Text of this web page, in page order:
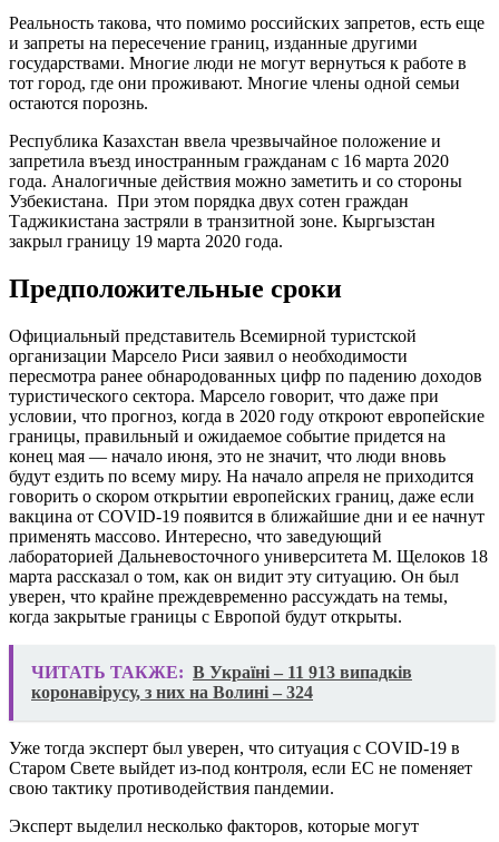
Реальность такова, что помимо российских запретов, есть еще
и запреты на пересечение границ, изданные другими
государствами. Многие люди не могут вернуться к работе в
тот город, где они проживают. Многие члены одной семьи
остаются порознь.
Республика Казахстан ввела чрезвычайное положение и
запретила въезд иностранным гражданам с 16 марта 2020
года. Аналогичные действия можно заметить и со стороны
Узбекистана. При этом порядка двух сотен граждан
Таджикистана застряли в транзитной зоне. Кыргызстан
закрыл границу 19 марта 2020 года.
Предположительные сроки
Официальный представитель Всемирной туристской
организации Марсело Риси заявил о необходимости
пересмотра ранее обнародованных цифр по падению доходов
туристического сектора. Марсело говорит, что даже при
условии, что прогноз, когда в 2020 году откроют европейские
границы, правильный и ожидаемое событие придется на
конец мая — начало июня, это не значит, что люди вновь
будут ездить по всему миру. На начало апреля не приходится
говорить о скором открытии европейских границ, даже если
вакцина от COVID-19 появится в ближайшие дни и ее начнут
применять массово. Интересно, что заведующий
лабораторией Дальневосточного университета М. Щелоков 18
марта рассказал о том, как он видит эту ситуацию. Он был
уверен, что крайне преждевременно рассуждать на темы,
когда закрытые границы с Европой будут открыты.
ЧИТАТЬ ТАКЖЕ: В Україні – 11 913 випадків
коронавірусу, з них на Волині – 324
Уже тогда эксперт был уверен, что ситуация с COVID-19 в
Старом Свете выйдет из-под контроля, если ЕС не поменяет
свою тактику противодействия пандемии.
Эксперт выделил несколько факторов, которые могут